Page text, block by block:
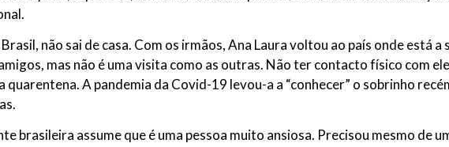
não sai de casa. Com os irmãos, Ana Laura voltou ao país onde está
mas não é uma visita como as outras. Não ter contacto físico com
quarentena. A pandemia da Covid-19 levou-a a “conhecer” o sobrinho
brasileira assume que é uma pessoa muito ansiosa. Precisou mesmo de